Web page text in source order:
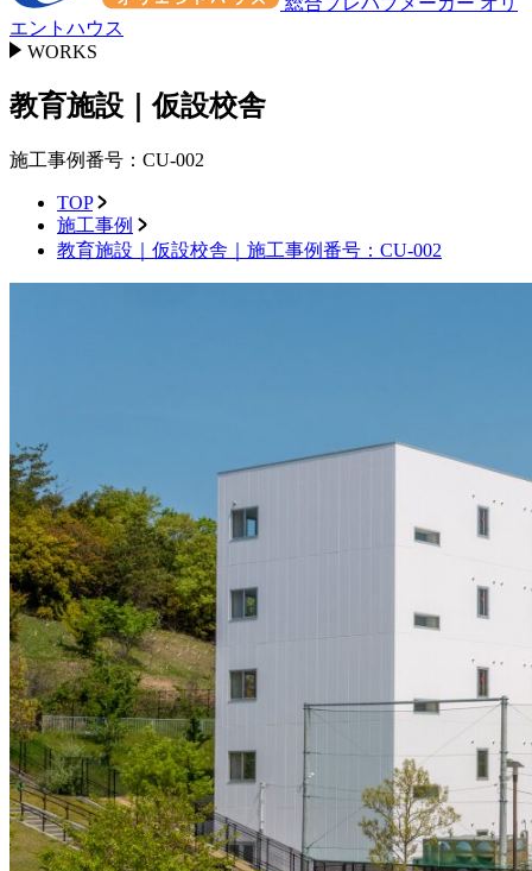
エントハウス
WORKS
教育施設｜仮設校舎
施工事例番号：CU-002
TOP
施工事例
教育施設｜仮設校舎｜施工事例番号：CU-002